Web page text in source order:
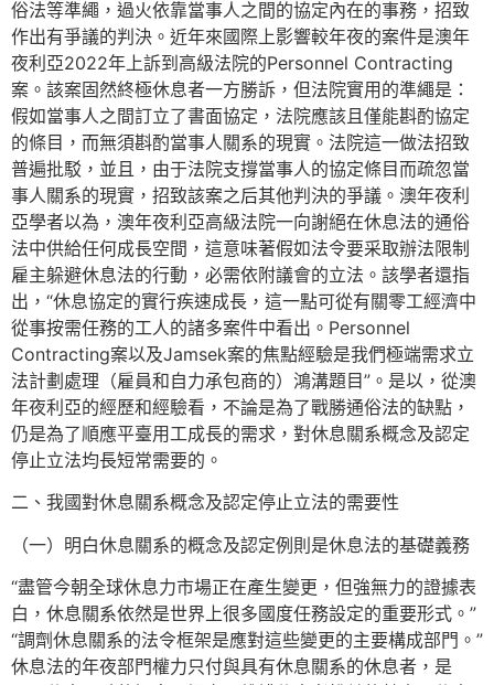
俗法等準繩，過火依靠當事人之間的協定內在的事務，招致
作出有爭議的判決。近年來國際上影響較年夜的案件是澳年
夜利亞2022年上訴到高級法院的Personnel Contracting
案。該案固然終極休息者一方勝訴，但法院實用的準繩是：
假如當事人之間訂立了書面協定，法院應該且僅能斟酌協定
的條目，而無須斟酌當事人關系的現實。法院這一做法招致
普遍批駁，並且，由于法院支撐當事人的協定條目而疏忽當
事人關系的現實，招致該案之后其他判決的爭議。澳年夜利
亞學者以為，澳年夜利亞高級法院一向謝絕在休息法的通俗
法中供給任何成長空間，這意味著假如法令要采取辦法限制
雇主躲避休息法的行動，必需依附議會的立法。該學者還指
出，“休息協定的實行疾速成長，這一點可從有關零工經濟中
從事按需任務的工人的諸多案件中看出。Personnel
Contracting案以及Jamsek案的焦點經驗是我們極端需求立
法計劃處理（雇員和自力承包商的）鴻溝題目”。是以，從澳
年夜利亞的經歷和經驗看，不論是為了戰勝通俗法的缺點，
仍是為了順應平臺用工成長的需求，對休息關系概念及認定
停止立法均長短常需要的。
二、我國對休息關系概念及認定停止立法的需要性
（一）明白休息關系的概念及認定例則是休息法的基礎義務
“盡管今朝全球休息力市場正在產生變更，但強無力的證據表
白，休息關系依然是世界上很多國度任務設定的重要形式。”
“調劑休息關系的法令框架是應對這些變更的主要構成部門。”
休息法的年夜部門權力只付與具有休息關系的休息者，是